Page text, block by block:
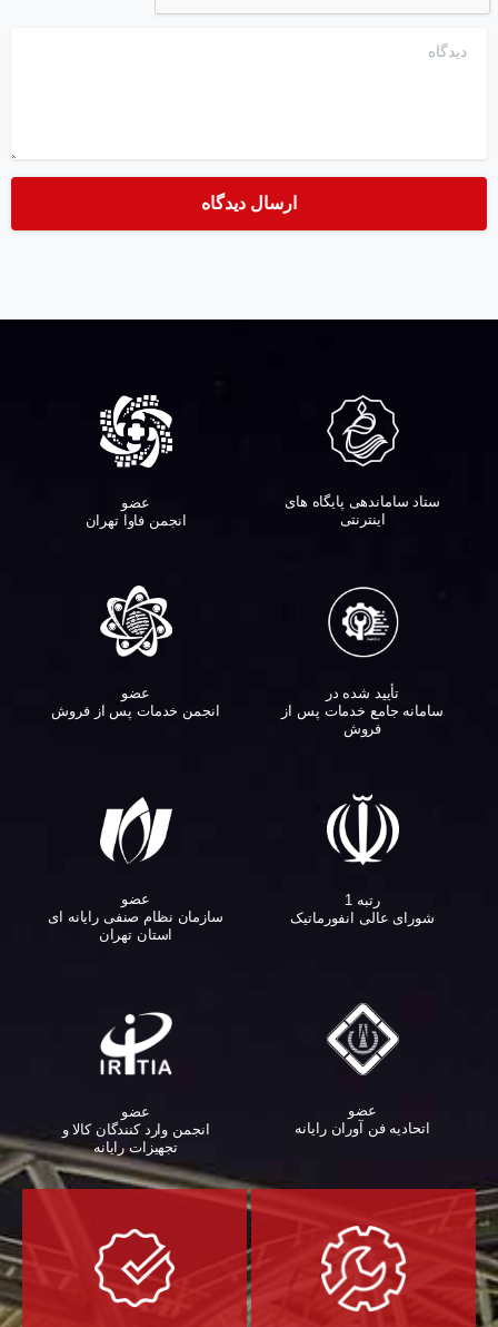
دیدگاه
ستاد ساماندهی پایگاه های
اینترنتی
عضو
انجمن فاوا تهران
تأیید شده در
سامانه جامع خدمات پس از
فروش
عضو
انجمن خدمات پس از فروش
رتبه 1
شورای عالی انفورماتیک
عضو
سازمان نظام صنفی رایانه ای
استان تهران
عضو
اتحادیه فن آوران رایانه
عضو
انجمن وارد کنندگان کالا و
تجهیزات رایانه‌